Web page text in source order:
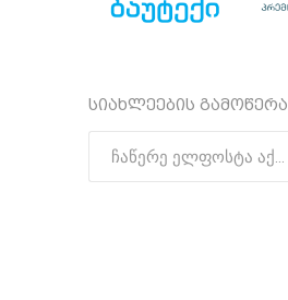
სიახლეების გამოწერა